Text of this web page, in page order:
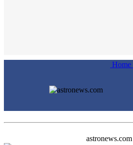
Home
astronews.com